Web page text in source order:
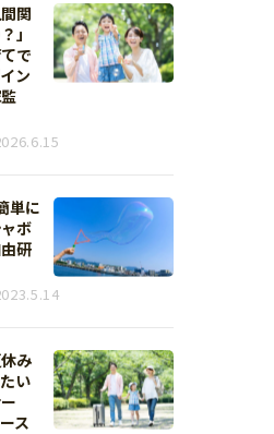
関
」
で
ン
単に
ボ
研
み
い
ス